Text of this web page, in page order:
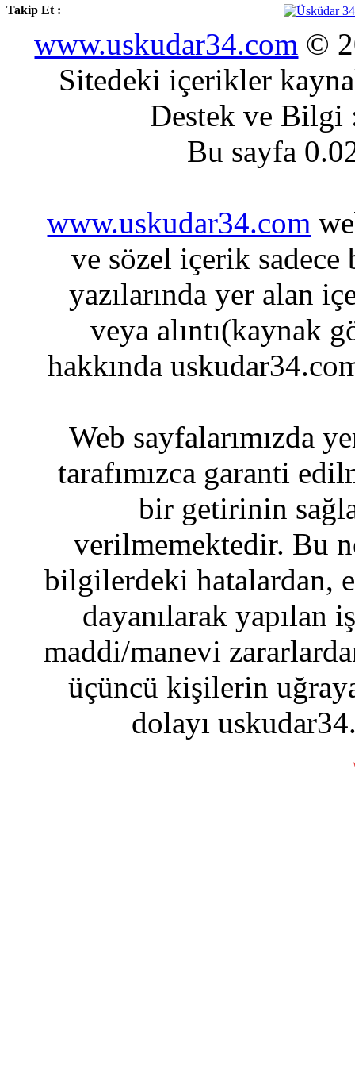
Takip Et :
www.uskudar34.com ©
Sitedeki içerikler
Destek ve
Bu sayfa
www.uskudar34.com
ve sözel içerik sadece
yazılarında yer alan
veya alıntı(kaynak
hakkında
Web sayfalarımızda
tarafımızca garanti
bir getirinin
verilmemektedir. Bu
bilgilerdeki hatalardan,
dayanılarak yapılan
maddi/manevi
üçüncü kişilerin
dolayı